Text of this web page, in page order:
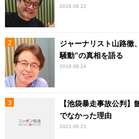
2018.08.22
ジャーナリスト山路徹
騒動”の真相を語る
2018.08.24
【池袋暴走事故公判】
でなかった理由
2021.06.21